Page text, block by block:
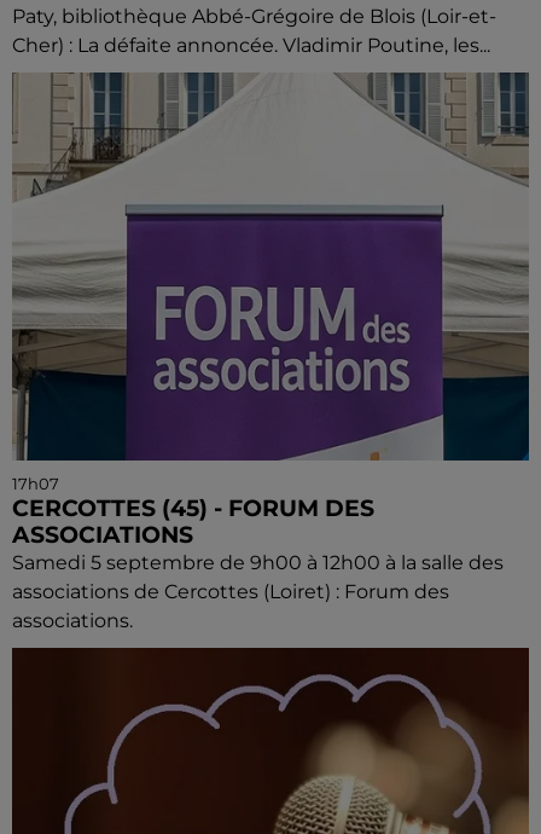
Paty, bibliothèque Abbé-Grégoire de Blois (Loir-et-
Cher) : La défaite annoncée. Vladimir Poutine, les...
17h07
CERCOTTES (45) - FORUM DES
ASSOCIATIONS
Samedi 5 septembre de 9h00 à 12h00 à la salle des
associations de Cercottes (Loiret) : Forum des
associations.